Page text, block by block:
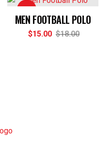
MEN FOOTBALL POLO
$15.00 $18.00